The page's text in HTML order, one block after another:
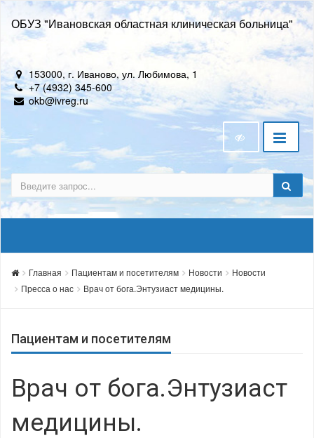
ОБУЗ "Ивановская областная клиническая больница"
153000, г. Иваново, ул. Любимова, 1
+7 (4932) 345-600
okb@ivreg.ru
Главная Пациентам и посетителям Новости
Новости
Пресса о нас
Врач от бога.Энтузиаст медицины.
Пациентам и посетителям
Врач от бога.Энтузиаст
медицины.